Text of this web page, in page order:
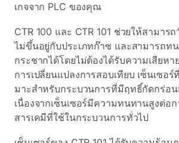
เกจจาก PLC ของคุณ
CTR 100 และ CTR 101 ช่วยให้สามาร
ไม่ขึ้นอยู่กับประเภทก๊าซ และสามารถท
กระชากได้โดยไม่ต้องได้รับความเสียห
การเปลี่ยนแปลงการสอบเทียบ เซ็นเซอ
มาะสําหรับกระบวนการที่มีฤทธิ์กัดกร่อ
เนื่องจากเซ็นเซอร์มีความทนทานสูงต่อ
สารเคมีที่ใช้ในกระบวนการทั่วไป